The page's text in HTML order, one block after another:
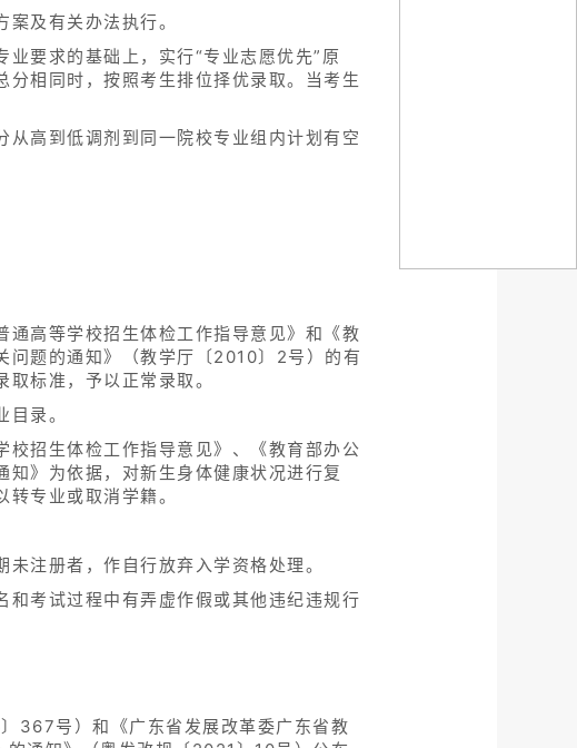
及有关办法执行。
要求的基础上，实行“专业志愿优先”原
相同时，按照考生排位择优录取。当考生
高到低调剂到同一院校专业组内计划有空
高等学校招生体检工作指导意见》和《教
问题的通知》（教学厅〔2010〕2号）的有
标准，予以正常录取。
录。
招生体检工作指导意见》、《教育部办公
》为依据，对新生身体健康状况进行复
专业或取消学籍。
注册者，作自行放弃入学资格处理。
考试过程中有弄虚作假或其他违纪违规行
367号）和《广东省发展改革委广东省教